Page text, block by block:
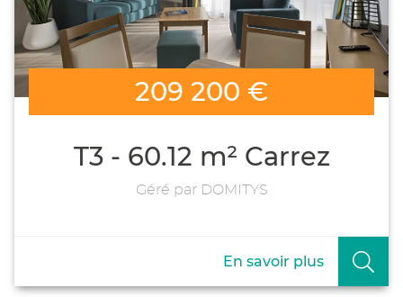
209 200 €
T3 - 60.12 m² Carrez
Géré par DOMITYS
En savoir plus